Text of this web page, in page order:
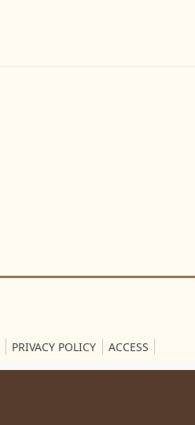
PRIVACY POLICY ACCESS